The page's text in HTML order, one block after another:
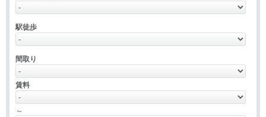
駅徒歩
間取り
賃料
～